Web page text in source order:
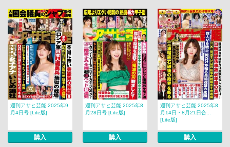
週刊アサヒ芸能 2025年9
月4日号 [Lite版]
購入
週刊アサヒ芸能 2025年8
月28日号 [Lite版]
購入
週刊アサヒ芸能 2025年8
月14日・8月21日合...
[Lite版]
購入